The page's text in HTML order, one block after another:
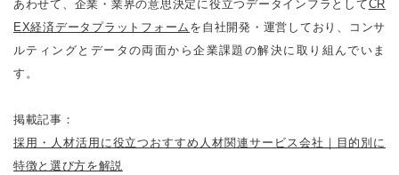
あわせて、企業・業界の意思決定に役立つデータインフラとしてCR
EX経済データプラットフォーム を自社開発・運営しており、コンサ
ルティングとデータの両面から企業課題の解決に取り組んでいま
す。
掲載記事：
採用・人材活用に役立つおすすめ人材関連サービス会社｜目的別に
特徴と選び方を解説